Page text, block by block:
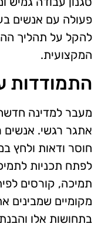
פעולה עם אנשים
להקל על תהליך
המקצועית.
התמודדות
מעבר למדינה
אתגר רגשי. אנשים
חוסר ודאות ולחץ
לפתח תכניות
תמיכה, קורסים
מקומיים שמבינים
בתחושות אלו